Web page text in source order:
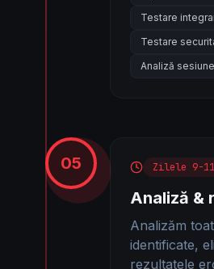
Testare
Testare
Analiză sesiune
05 Zilele 9-11
Analiză &
Analizăm
identificate,
rezultatele